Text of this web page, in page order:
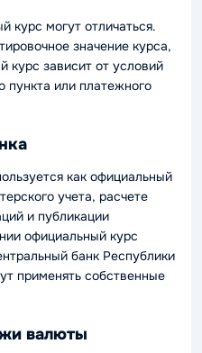
курс могут отличаться.
значение курса,
курс зависит от условий
пункта или платежного
как официальный
учета, расчете
и публикации
официальный курс
банк Республики
применять собственные
валюты